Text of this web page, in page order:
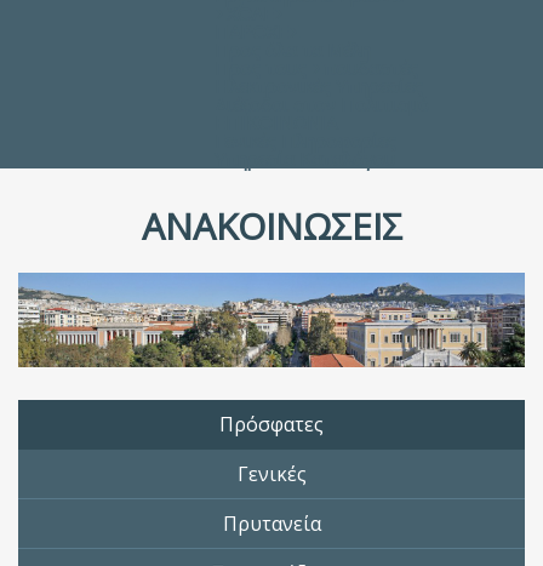
ΑΝΑΚΟΙΝΩΣΕΙΣ
Πρόσφατες
Γενικές
Πρυτανεία